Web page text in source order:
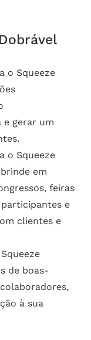
o Squeeze
e gerar um
o Squeeze
em
feiras
e
clientes e
de boas-
à sua